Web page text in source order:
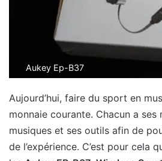
Aukey Ep-B37
Aujourd’hui, faire du sport en
monnaie courante. Chacun a ses
musiques et ses outils afin de
de l’expérience. C’est pour cela